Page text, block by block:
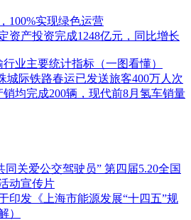
100%实现绿色运营
资产投资完成1248亿元，同比增长
业主要统计指标（一图看懂）
城际铁路春运已发送旅客400万人次
均完成200辆，现代前8月氢车销量
同关爱公交驾驶员” 第四届5.20全国
动宣传片
印发《上海市能源发展“十四五”规
）